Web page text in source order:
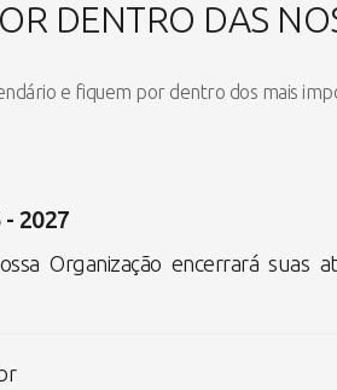
DENTRO DAS
e fiquem por dentro dos mais
2027
Organização encerrará suas